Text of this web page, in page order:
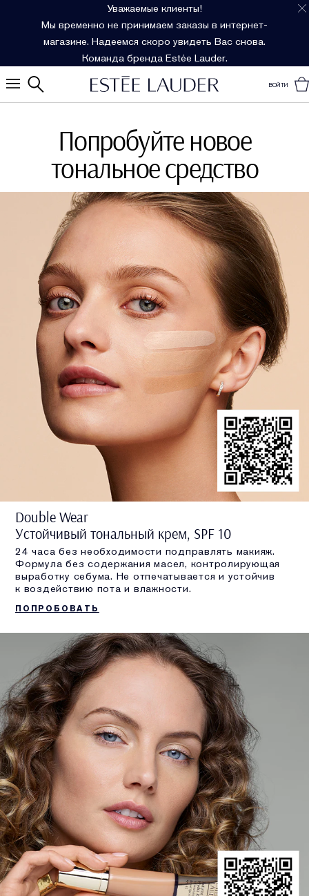
Уважаемые клиенты!
Мы временно не принимаем заказы в интернет-
магазине. Надеемся скоро увидеть Вас снова.
Команда бренда Estée Lauder.
ВОЙТИ
Попробуйте новое
тональное средство
Double Wear
Устойчивый тональный крем, SPF 10
24 часа без необходимости подправлять макияж.
Формула без содержания масел, контролирующая
выработку себума. Не отпечатывается и устойчив
к воздействию пота и влажности.
ПОПРОБОВАТЬ